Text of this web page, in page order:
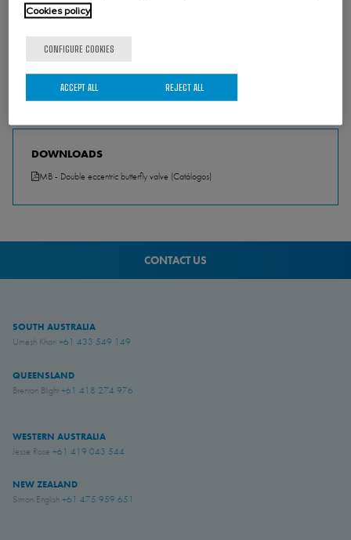
Acionamento hidráulico, elétrico e manual.
Possibilidade de incorporar by-pass para equilíbrio de pressões e
contrapeso para fechamento de emergência.
DOWNLOADS
MB - Double eccentric butterfly valve (Catálogos)
CONTACT US
SOUTH AUSTRALIA
Umesh Khari +61 433 549 149
QUEENSLAND
Brenton Blight+61 418 274 976
WESTERN AUSTRALIA
Jesse Rose +61 419 043 544
NEW ZEALAND
Simon English +61 475 959 651
Cookies policy
CONFIGURE COOKIES
REJECT ALL
ACCEPT ALL